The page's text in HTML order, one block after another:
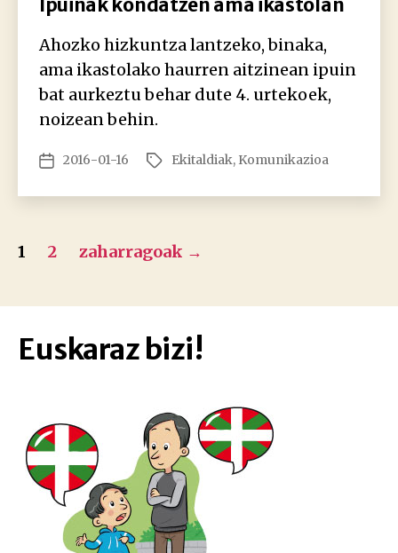
Ipuinak kondatzen ama ikastolan
Ahozko hizkuntza lantzeko, binaka,
ama ikastolako haurren aitzinean ipuin
bat aurkeztu behar dute 4. urtekoek,
noizean behin.
Argitalpenaren
2016-01-16 EtiketakEkitaldiak, Komunikazioa
Posts
1 2 zaharragoak →
Euskaraz bizi!